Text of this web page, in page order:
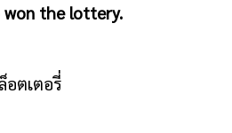
won the lottery.
อตเตอรี่